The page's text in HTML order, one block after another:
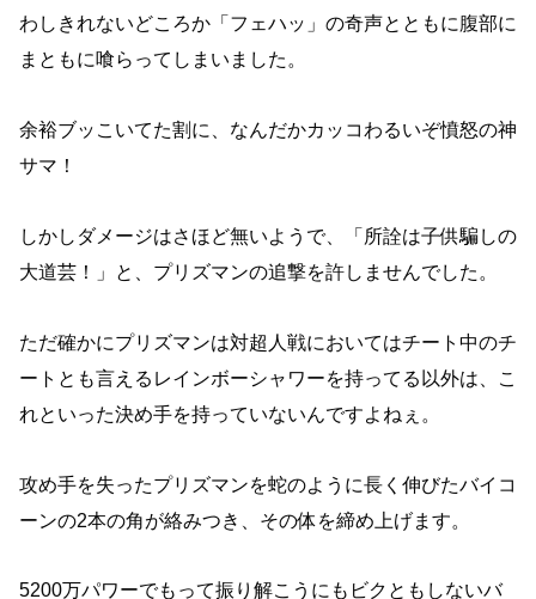
わしきれないどころか「フェハッ」の奇声とともに腹部に
まともに喰らってしまいました。
余裕ブッこいてた割に、なんだかカッコわるいぞ憤怒の神
サマ！
しかしダメージはさほど無いようで、「所詮は子供騙しの
大道芸！」と、プリズマンの追撃を許しませんでした。
ただ確かにプリズマンは対超人戦においてはチート中のチ
ートとも言えるレインボーシャワーを持ってる以外は、こ
れといった決め手を持っていないんですよねぇ。
攻め手を失ったプリズマンを蛇のように長く伸びたバイコ
ーンの2本の角が絡みつき、その体を締め上げます。
5200万パワーでもって振り解こうにもビクともしないバ